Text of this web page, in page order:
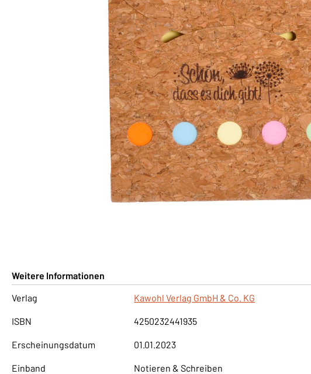
Weitere Informationen
Verlag
Kawohl Verlag GmbH & Co. KG
ISBN 4250232441935
Erscheinungsdatum 01.01.2023
Einband Notieren & Schreiben